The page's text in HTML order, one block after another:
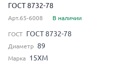
ГОСТ 8732-78
Арт.65-6008 В наличии
ГОСТ ГОСТ 8732-78
Диаметр 89
Марка 15ХМ